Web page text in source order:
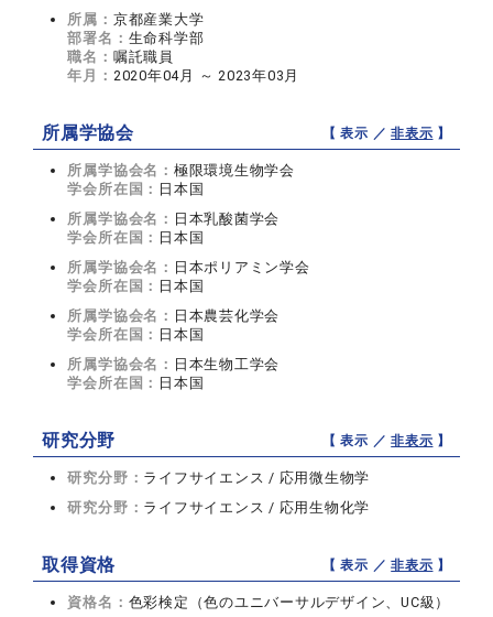
所属： 京都産業大学
部署名： 生命科学部
職名： 嘱託職員
年月： 2020年04月 ～ 2023年03月
所属学協会 【 表示 ／非表示 】
所属学協会名： 極限環境生物学会
学会所在国： 日本国
所属学協会名： 日本乳酸菌学会
学会所在国： 日本国
所属学協会名： 日本ポリアミン学会
学会所在国： 日本国
所属学協会名： 日本農芸化学会
学会所在国： 日本国
所属学協会名： 日本生物工学会
学会所在国： 日本国
研究分野 【 表示 ／非表示 】
研究分野： ライフサイエンス / 応用微生物学
研究分野： ライフサイエンス / 応用生物化学
取得資格 【 表示 ／非表示 】
資格名： 色彩検定（色のユニバーサルデザイン、UC級）